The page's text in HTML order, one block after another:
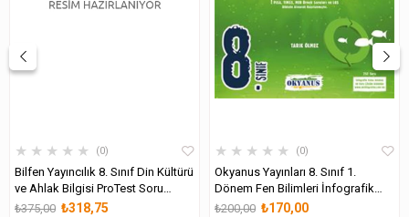
★ ★ ★ ★ ★ 0
Bilfen Yayıncılık 8. Sınıf Din Kültürü
ve Ahlak Bilgisi ProTest Soru
Bankası ₺318,75
₺375,00
★ ★ ★ ★ ★ 0
Okyanus Yayınları 8. Sınıf 1.
Dönem Fen Bilimleri İnfografik
Destekli Update Soru Bankası
₺170,00
₺200,00